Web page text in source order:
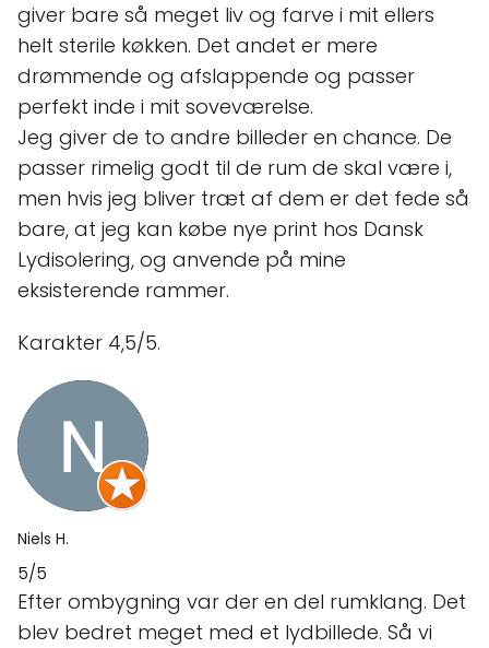
giver bare så meget liv og farve i mit ellers
helt sterile køkken. Det andet er mere
drømmende og afslappende og passer
perfekt inde i mit soveværelse.
Jeg giver de to andre billeder en chance. De
passer rimelig godt til de rum de skal være i,
men hvis jeg bliver træt af dem er det fede så
bare, at jeg kan købe nye print hos Dansk
Lydisolering, og anvende på mine
eksisterende rammer.
Karakter 4,5/5.
Niels H.
5/5
Efter ombygning var der en del rumklang. Det
blev bedret meget med et lydbillede. Så vi